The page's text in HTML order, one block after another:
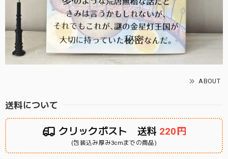
ABOUT
送料について
クリックポスト 送料 220円
(包装込み厚み3cmまでの商品)